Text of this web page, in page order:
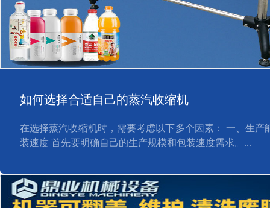
如何选择合适自己的蒸汽收缩机
在选择蒸汽收缩机时，需要考虑以下多个因素： 一、生产
装速度 首先要明确自己的生产规模和包装速度需求。...